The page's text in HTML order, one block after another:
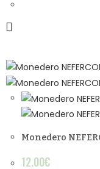
Monedero
12.00€